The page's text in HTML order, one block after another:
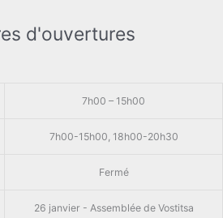
d'ouvertures
7h00 – 15h00
7h00-15h00, 18h00-20h30
Fermé
26 janvier - Assemblée de Vostitsa